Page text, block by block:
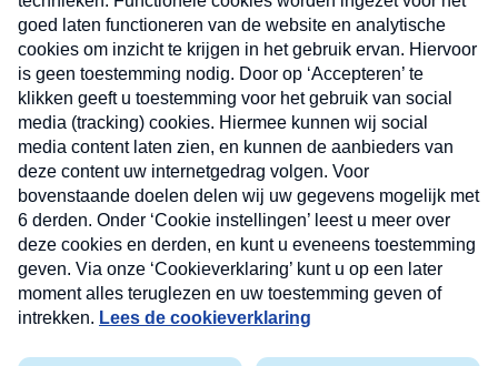
Verzend
Nieuwsbrief
Neem hier een gratis abonnement op onze
nieuwsbrief. Elke vrijdag- en dinsdagochtend in uw